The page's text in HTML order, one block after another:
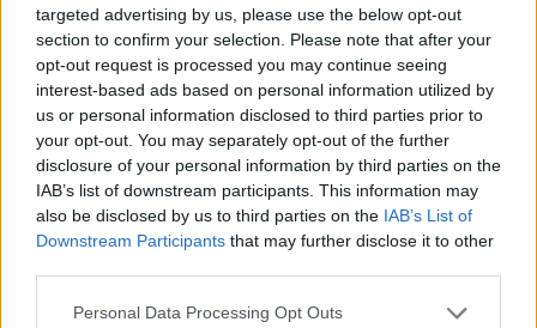
targeted advertising by us, please use the below opt-out
section to confirm your selection. Please note that after your
opt-out request is processed you may continue seeing
interest-based ads based on personal information utilized by
us or personal information disclosed to third parties prior to
your opt-out. You may separately opt-out of the further
disclosure of your personal information by third parties on the
IAB’s list of downstream participants. This information may
also be disclosed by us to third parties on the IAB’s List of
Downstream Participants that may further disclose it to other
Personal Data Processing Opt Outs
Κωνσταντίνος Φλώρος: Η σύμπλευση της
κυβέρνησης με τον αρχηγό ΓΕΕΘΑ για σκληρή
γραμμή αποτροπής και…
20:48 - 26 Ιανουαρίου 2023
Οι επιτυχίες και η επομένη ημέρα